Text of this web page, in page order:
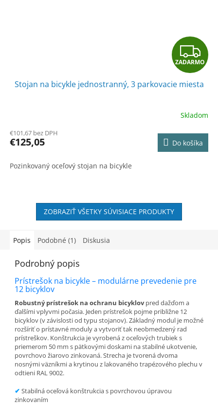
Z
A
D
A
R
M
ZADARMO
Stojan na bicykle jednostranný, 3 parkovacie miesta
Skladom
€101,67 bez DPH
€125,05 Do košíka
Pozinkovaný oceľový stojan na bicykle
ZOBRAZIŤ VŠETKY SÚVISIACE PRODUKTY
Popis Podobné (1) Diskusia
Podrobný popis
Prístrešok na bicykle – modulárne prevedenie pre
12 bicyklov
Robustný prístrešok na ochranu bicyklovpred dažďom a
ďalšími vplyvmi počasia. Jeden prístrešok pojme približne 12
bicyklov (v závislosti od typu stojanov). Základný modul je možné
rozšíriť o prístavné moduly a vytvoriť tak neobmedzený rad
prístreškov. Konštrukcia je vyrobená z oceľových trubiek s
priemerom 50 mm s pätkovými doskami na stabilné ukotvenie,
povrchovo žiarovo zinkovaná. Strecha je tvorená dvoma
nosnými väzníkmi a krytinou z lakovaného trapézového plechu v
odtieni RAL 9002.
✔ Stabilná oceľová konštrukcia s povrchovou úpravou
zinkovaním